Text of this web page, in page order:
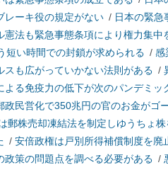
レーキ役の規定がない/ 日本の緊急
憲法も緊急事態条項により権力集中
短い時間での封鎖が求められる / 感
も広がっていかない法則がある /
よる免疫力の低下が次のパンデミッ
政民営化で350兆円の官のお金がゴ
郵株売却凍結法を制定しゆうちょ株
/ 安倍政権は戸別所得補償制度を廃
策の問題点を調べる必要がある /